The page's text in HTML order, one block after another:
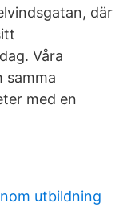
där
Våra
samma
med en
utbildning